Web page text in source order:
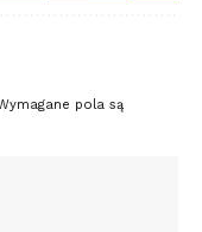
pola są